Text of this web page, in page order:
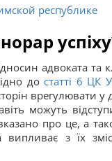
республике
адвоката та
достатті 6 ЦК
врегулювати у
можуть
про це, а
випливає з їх